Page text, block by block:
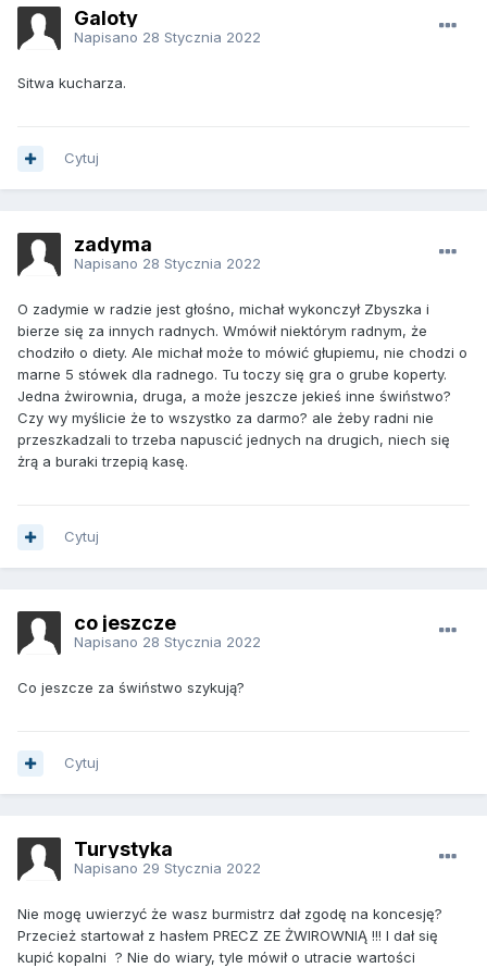
Galoty
Napisano 28 Stycznia 2022
Sitwa kucharza.
Cytuj
zadyma
Napisano 28 Stycznia 2022
O zadymie w radzie jest głośno, michał wykonczył Zbyszka i
bierze się za innych radnych. Wmówił niektórym radnym, że
chodziło o diety. Ale michał może to mówić głupiemu, nie chodzi o
marne 5 stówek dla radnego. Tu toczy się gra o grube koperty.
Jedna żwirownia, druga, a może jeszcze jekieś inne świństwo?
Czy wy myślicie że to wszystko za darmo? ale żeby radni nie
przeszkadzali to trzeba napuscić jednych na drugich, niech się
żrą a buraki trzepią kasę.
Cytuj
co jeszcze
Napisano 28 Stycznia 2022
Co jeszcze za świństwo szykują?
Cytuj
Turystyka
Napisano 29 Stycznia 2022
Nie mogę uwierzyć że wasz burmistrz dał zgodę na koncesję?
Przecież startował z hasłem PRECZ ZE ŻWIROWNIĄ !!! I dał się
kupić kopalni ? Nie do wiary, tyle mówił o utracie wartości